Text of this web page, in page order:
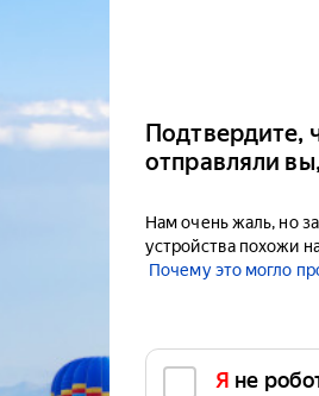
Подтвердите,
отправляли
Нам очень жаль, но
устройства похожи
Почему это могло
Я не